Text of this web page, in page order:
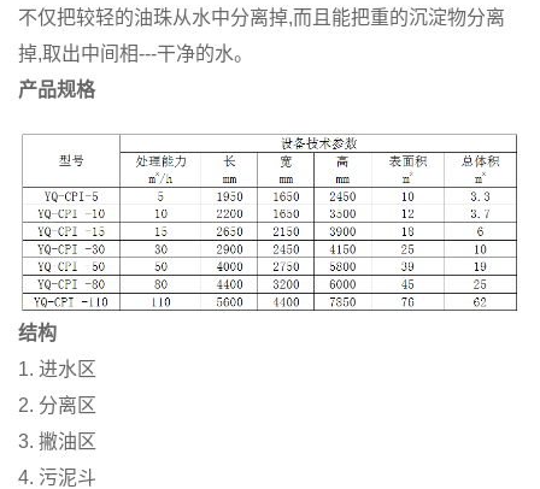
不仅把较轻的油珠从水中分离掉,而且能把重的沉淀物分离
掉,取出中间相---干净的水。
产品规格
结构
1. 进水区
2. 分离区
3. 撇油区
4. 污泥斗